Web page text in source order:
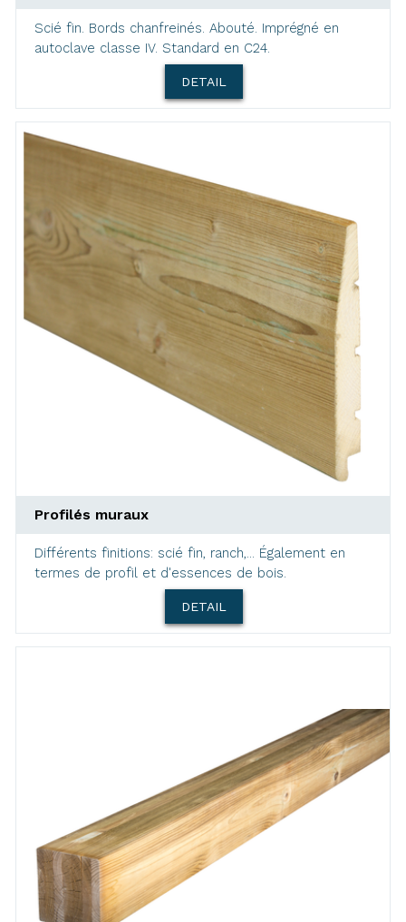
Scié fin. Bords chanfreinés. Abouté. Imprégné en
autoclave classe IV. Standard en C24.
DETAIL
Profilés muraux
Différents finitions: scié fin, ranch,... Également en
termes de profil et d'essences de bois.
DETAIL